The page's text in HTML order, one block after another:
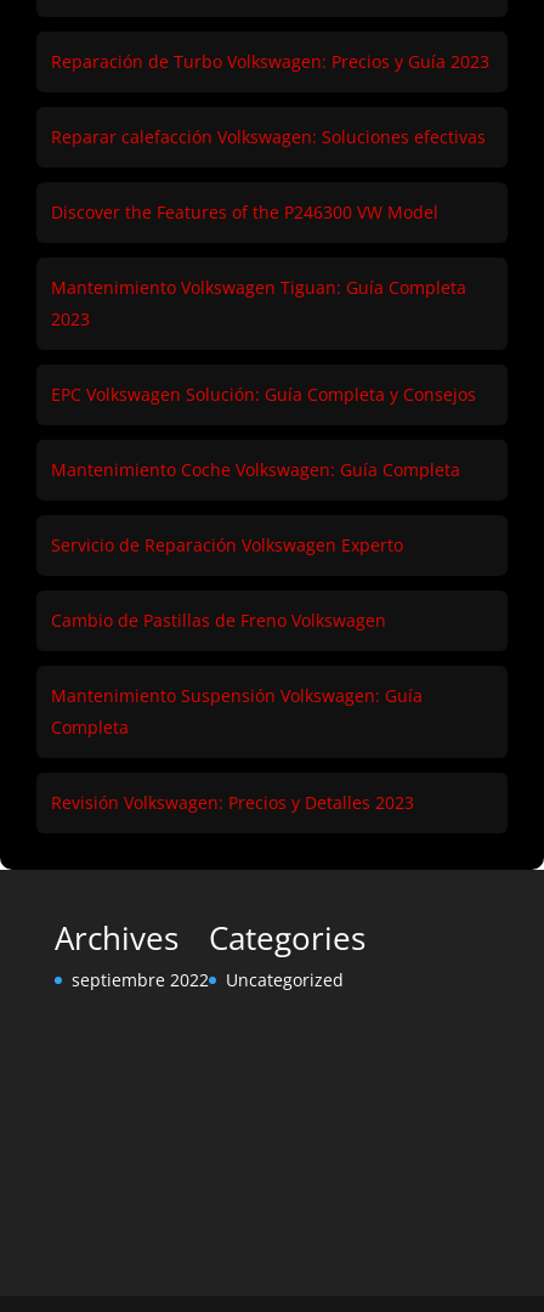
Reparación de Turbo Volkswagen: Precios y Guía 2023
Reparar calefacción Volkswagen: Soluciones efectivas
Discover the Features of the P246300 VW Model
Mantenimiento Volkswagen Tiguan: Guía Completa
2023
EPC Volkswagen Solución: Guía Completa y Consejos
Mantenimiento Coche Volkswagen: Guía Completa
Servicio de Reparación Volkswagen Experto
Cambio de Pastillas de Freno Volkswagen
Mantenimiento Suspensión Volkswagen: Guía
Completa
Revisión Volkswagen: Precios y Detalles 2023
Archives
septiembre 2022
Categories
Uncategorized